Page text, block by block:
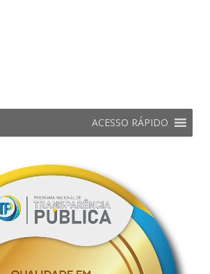
ACESSO RÁPIDO